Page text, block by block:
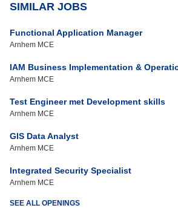
SIMILAR JOBS
Functional Application Manager
Arnhem MCE
IAM Business Implementation &
Arnhem MCE
Test Engineer met Development skills
Arnhem MCE
GIS Data Analyst
Arnhem MCE
Integrated Security Specialist
Arnhem MCE
SEE ALL OPENINGS